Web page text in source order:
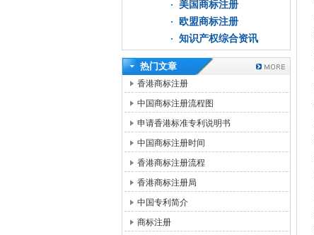
美国商标注册
欧盟商标注册
知识产权综合资讯
热门文章
香港商标注册
中国商标注册流程图
申请香港标准专利说明书
中国商标注册时间
香港商标注册流程
香港商标注册局
中国专利简介
商标注册